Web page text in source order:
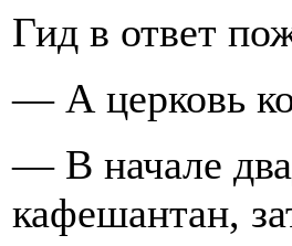
Гид в ответ
— А церковь
— В начале
кафешантан,